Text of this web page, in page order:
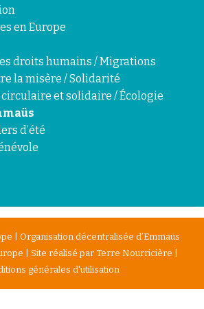
en Europe
droits humains / Migrations
la misère / Solidarité
et solidaire / Écologie
d’été
| Organisation décentralisée d’Emmaüs
| Site réalisé par Terre Nourricière
générales d'utilisation